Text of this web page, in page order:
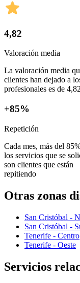
4,82
Valoración media
La valoración media
clientes han dejado a
profesionales es de 4,82
+85%
Repetición
Cada mes, más del
los servicios que se
son clientes que están
repitiendo
Otras zonas
San Cristóbal -
San Cristóbal -
Tenerife - Centro
Tenerife - Oeste
Servicios